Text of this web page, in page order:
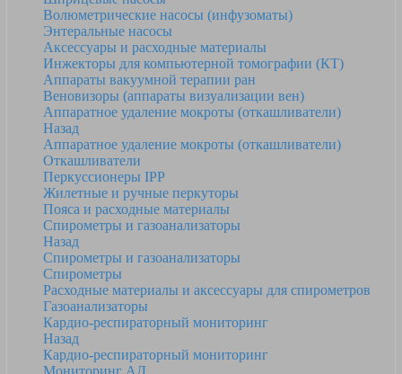
Волюметрические насосы (инфузоматы)
Энтеральные насосы
Аксессуары и расходные материалы
Инжекторы для компьютерной томографии (КТ)
Аппараты вакуумной терапии ран
Веновизоры (аппараты визуализации вен)
Аппаратное удаление мокроты (откашливатели)
Назад
Аппаратное удаление мокроты (откашливатели)
Откашливатели
Перкуссионеры IPP
Жилетные и ручные перкуторы
Пояса и расходные материалы
Спирометры и газоанализаторы
Назад
Спирометры и газоанализаторы
Спирометры
Расходные материалы и аксессуары для спирометров
Газоанализаторы
Кардио-респираторный мониторинг
Назад
Кардио-респираторный мониторинг
Мониторинг АД